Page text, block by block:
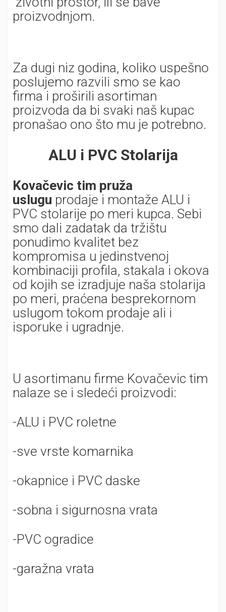
proizvodnjom.
Za dugi niz godina, koliko uspešno
poslujemo razvili smo se kao
firma i proširili asortiman
proizvoda da bi svaki naš kupac
pronašao ono što mu je potrebno.
ALU i PVC Stolarija
Kovačevic tim pruža
uslugu prodaje i montaže ALU i
PVC stolarije po meri kupca. Sebi
smo dali zadatak da tržištu
ponudimo kvalitet bez
kompromisa u jedinstvenoj
kombinaciji profila, stakala i okova
od kojih se izradjuje naša stolarija
po meri, praćena besprekornom
uslugom tokom prodaje ali i
isporuke i ugradnje.
U asortimanu firme Kovačevic tim
nalaze se i sledeći proizvodi:
-ALU i PVC roletne
-sve vrste komarnika
-okapnice i PVC daske
-sobna i sigurnosna vrata
-PVC ogradice
-garažna vrata